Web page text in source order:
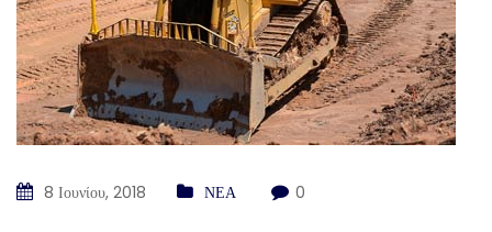
8 Ιουνίου, 2018 ΝΕΑ 0